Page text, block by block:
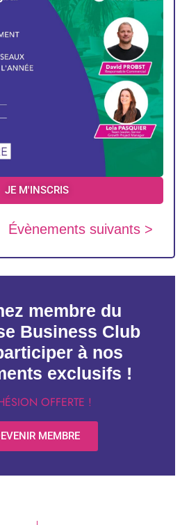
JE M'INSCRIS
Évènements suivants >
membre du
Business Club
à nos
exclusifs !
OFFERTE !
MEMBRE